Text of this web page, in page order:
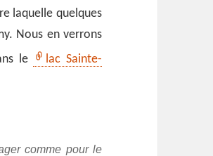
laquelle quelques
Nous en verrons
le
lac Sainte-
comme pour le